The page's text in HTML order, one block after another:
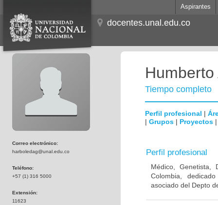
Aspirantes
docentes.unal.edu.co
Correo electrónico:
harboledag@unal.edu.co
Teléfono:
+57 (1) 316 5000
Extensión:
11623
Tiempo completo
Perfil profesional |
| Grupos | Proyectos
Perfil profesional
Médico, Genetista,
Colombia,
asociado del Depto